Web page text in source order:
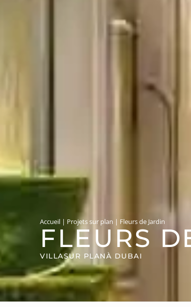
Accueil | Projets sur plan | Fleurs de Jardin
FLEURS
VILLASUR PLANÀ DUBAI